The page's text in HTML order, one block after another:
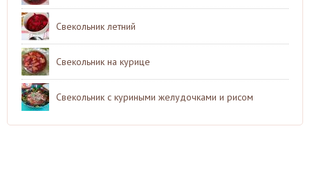
Свекольник летний
Свекольник на курице
Свекольник с куриными желудочками и рисом